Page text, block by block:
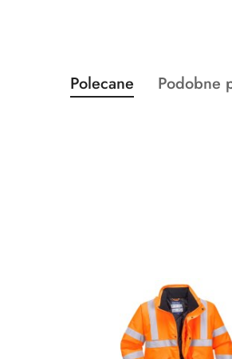
Pomiń karuzelę produktów
Produkty
o
Polecane
Produkty
Podobne